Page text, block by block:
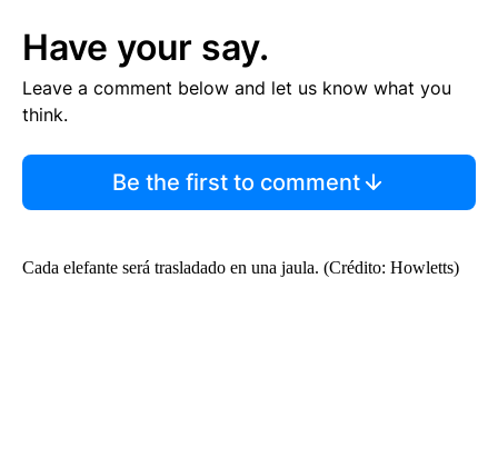
Have your say.
Leave a comment below and let us know what you
think.
Be the first to comment
Cada elefante será trasladado en una jaula. (Crédito: Howletts)